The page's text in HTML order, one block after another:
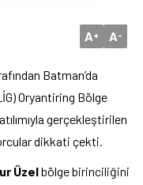
A+ A-
Batman’da
Oryantiring Bölge
gerçekleştirilen
dikkati çekti.
Üzelbölge birinciliğini